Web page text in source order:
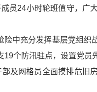
员24小时轮班值守，广
中充分发挥基层党组织
个防汛驻点，设置党员
及网格员全面摸排危旧